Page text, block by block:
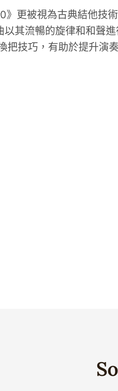
》更被視為古典結他技
其流暢的旋律和和聲進
把技巧，有助於提升演